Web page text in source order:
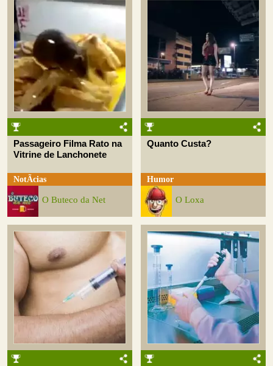
Passageiro Filma Rato na
Vitrine de Lanchonete
NotÃ­cias
O Buteco da Net
Quanto Custa?
Humor
O Loxa